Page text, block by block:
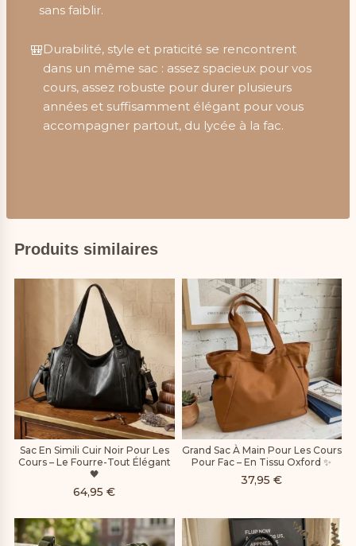
sans faiblir.
🎒Durabilité, style et praticité se rencontrent
dans un même sac : assez spacieux pour vos
cours, assez robuste pour durer plusieurs
années et suffisamment élégant pour vous
accompagner partout, du lycée à la fac.
Produits similaires
Sac En Simili Cuir Noir Pour Les
Cours – Le Fourre-Tout Élégant
🖤
64,95€
Grand Sac À Main Pour Les Cours
Pour Fac – En Tissu Oxford ✨
37,95€